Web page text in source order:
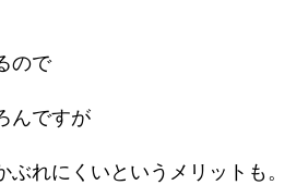
ので
んですが
ぶれにくいというメリットも。